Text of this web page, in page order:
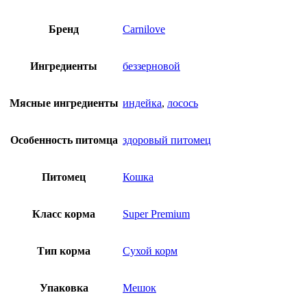
Бренд Сarnilove
Ингредиенты беззерновой
Мясные ингредиенты индейка, лосось
Особенность питомца здоровый питомец
Питомец Кошка
Класс корма Super Premium
Тип корма Сухой корм
Упаковка Мешок